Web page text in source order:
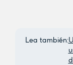
Lea también: